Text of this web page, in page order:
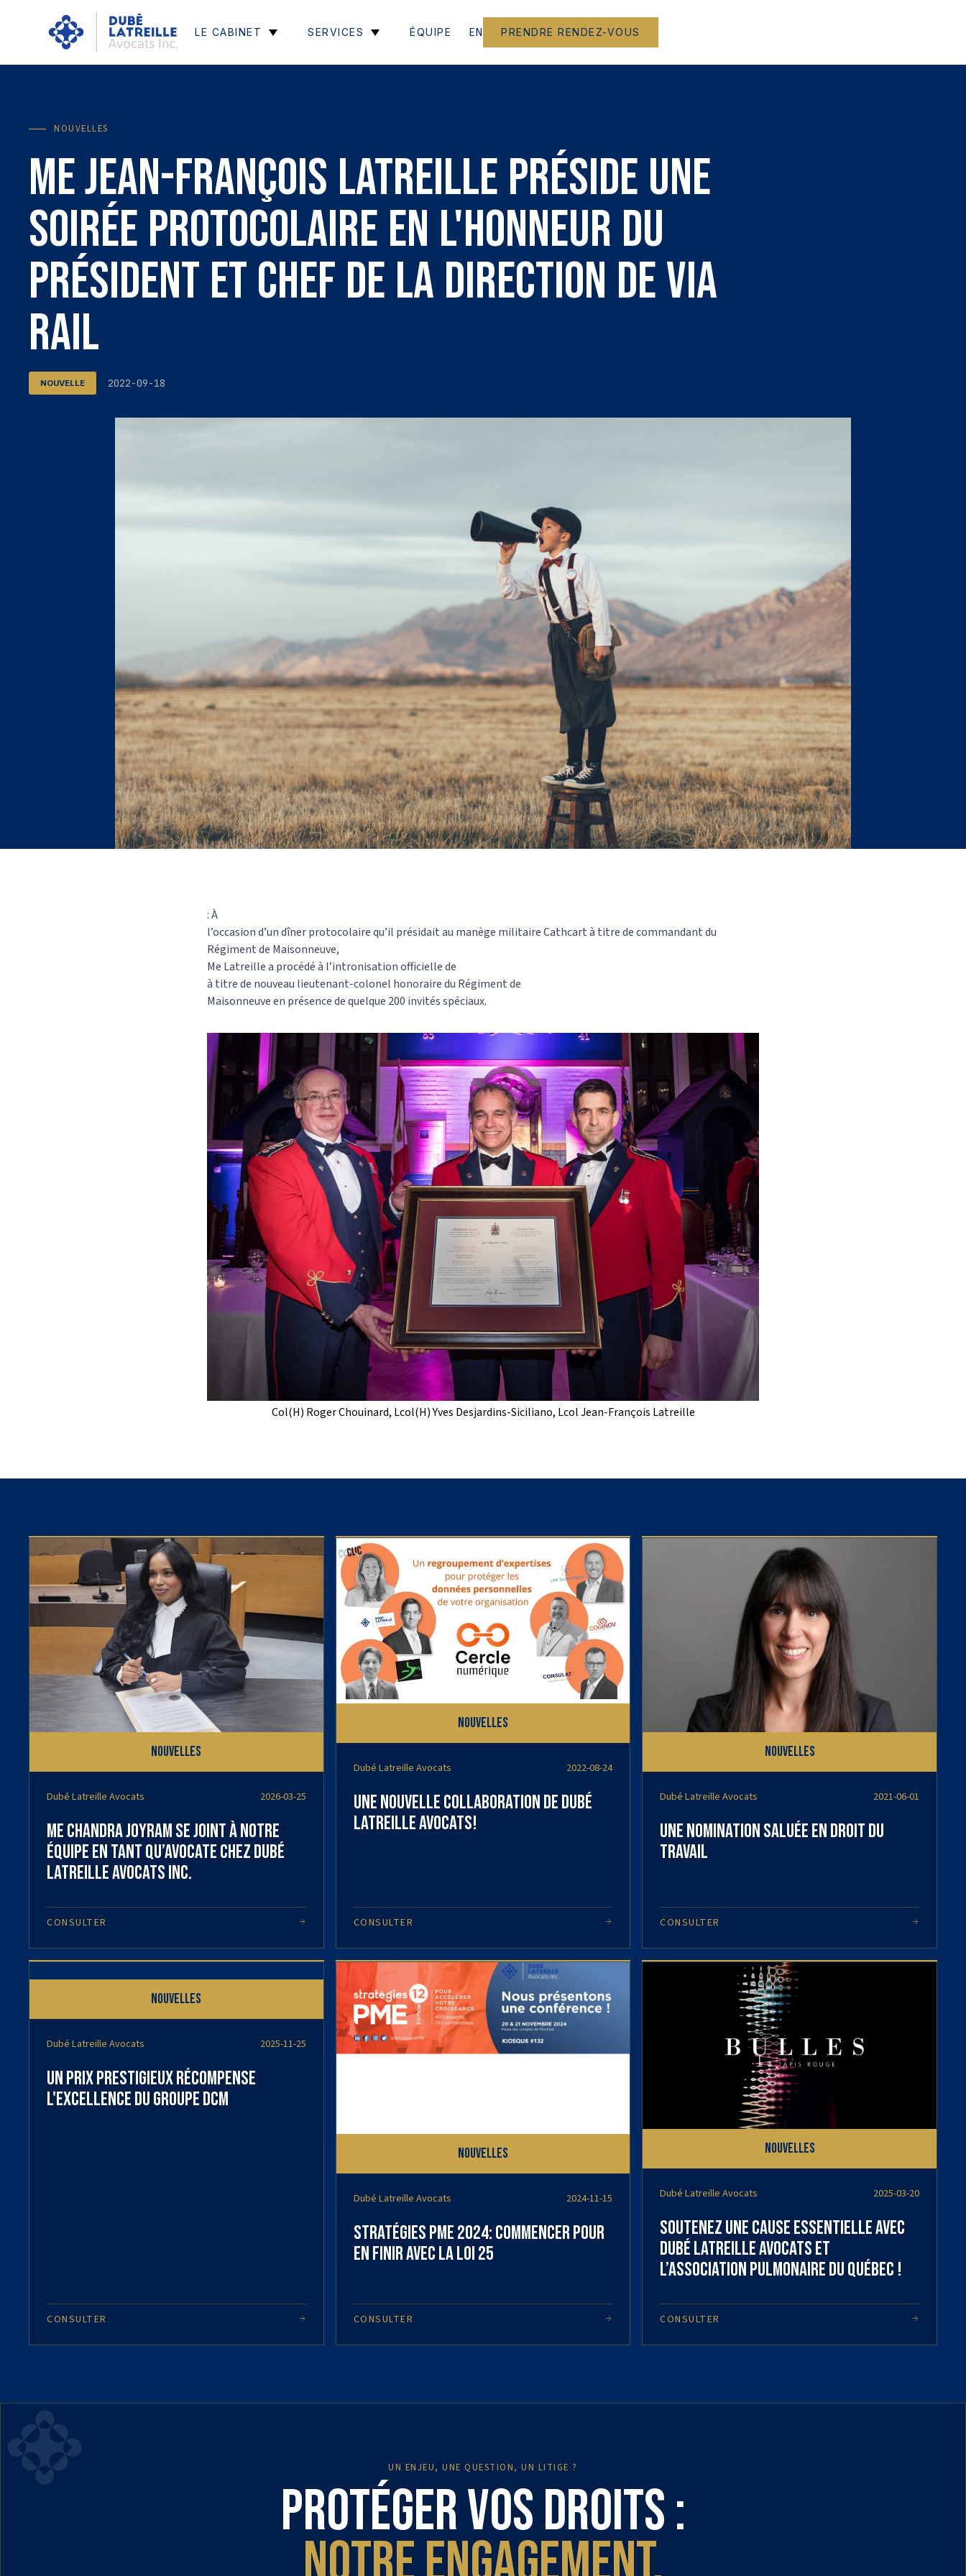
LE CABINET SERVICES ÉQUIPE EN PRENDRE RENDEZ-VOUS
NOUVELLES
Me Jean-François Latreille préside une
soirée protocolaire en l'honneur du
président et chef de la direction de VIA
RAIL
NOUVELLE 2022-09-18
: À
l’occasion d’un dîner protocolaire qu’il présidait au manège militaire Cathcart à titre de commandant du
Régiment de Maisonneuve,
Me Latreille a procédé à l’intronisation officielle de
à titre de nouveau lieutenant-colonel honoraire du Régiment de
Maisonneuve en présence de quelque 200 invités spéciaux.
Col(H) Roger Chouinard, Lcol(H) Yves Desjardins-Siciliano, Lcol Jean-François Latreille
Nouvelles
Dubé Latreille Avocats 2026-03-25
Me Chandra Joyram se joint à notre
équipe en tant qu’avocate chez Dubé
Latreille Avocats Inc.
CONSULTER
Nouvelles
Dubé Latreille Avocats 2022-08-24
Une nouvelle collaboration de Dubé
Latreille Avocats!
CONSULTER
Nouvelles
Dubé Latreille Avocats 2021-06-01
Une nomination saluée en droit du
travail
CONSULTER
Nouvelles
Dubé Latreille Avocats 2025-11-25
Un prix prestigieux récompense
l'excellence du Groupe DCM
CONSULTER
Nouvelles
Dubé Latreille Avocats 2024-11-15
Stratégies PME 2024: commencer pour
en finir avec la Loi 25
CONSULTER
Nouvelles
Dubé Latreille Avocats 2025-03-20
Soutenez une cause essentielle avec
Dubé Latreille Avocats et
l’Association Pulmonaire du Québec !
CONSULTER
UN ENJEU, UNE QUESTION, UN LITIGE ?
Protéger vos droits :